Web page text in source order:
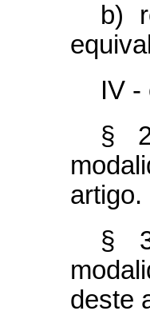
b)
IV -
§
artigo.
§
deste